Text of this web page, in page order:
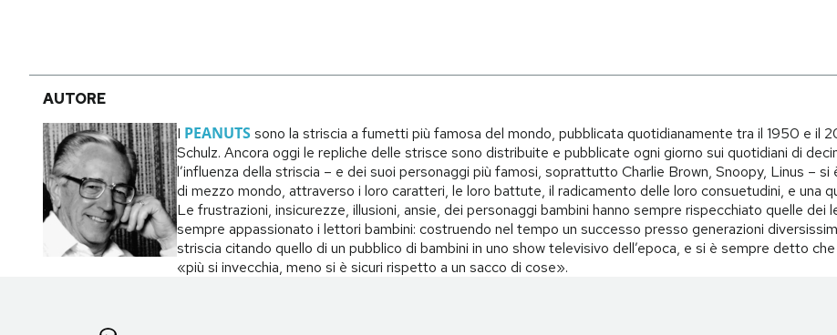
AUTORE
I PEANUTSsono la striscia a fumetti più famosa del mondo, pubblicata quotidianamente tra il 1950 e il
Schulz. Ancora oggi le repliche delle strisce sono distribuite e pubblicate ogni giorno sui quotidiani di
l’influenza della striscia – e dei suoi personaggi più famosi, soprattutto Charlie Brown, Snoopy, Linus –
di mezzo mondo, attraverso i loro caratteri, le loro battute, il radicamento delle loro consuetudini, e una
Le frustrazioni, insicurezze, illusioni, ansie, dei personaggi bambini hanno sempre rispecchiato quelle
sempre appassionato i lettori bambini: costruendo nel tempo un successo presso generazioni
striscia citando quello di un pubblico di bambini in uno show televisivo dell’epoca, e si è sempre detto
«più si invecchia, meno si è sicuri rispetto a un sacco di cose».